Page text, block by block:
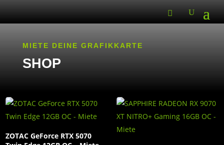
MIETE DEINE GRAFIKKARTE
SHOP
ZOTAC GeForce RTX 5070